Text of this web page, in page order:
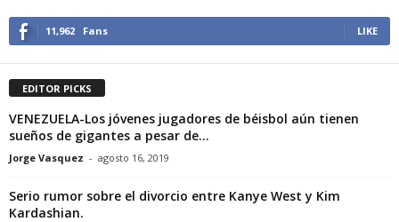
11,962 Fans LIKE
EDITOR PICKS
VENEZUELA-Los jóvenes jugadores de béisbol aún tienen
sueños de gigantes a pesar de...
Jorge Vasquez - agosto 16, 2019
Serio rumor sobre el divorcio entre Kanye West y Kim
Kardashian.